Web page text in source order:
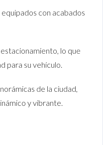
con acabados
lo que
para su vehículo.
de la ciudad,
y vibrante.